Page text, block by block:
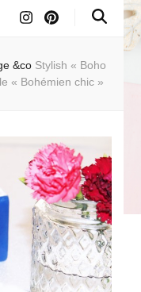
&co Stylish « Boho
« Bohémien chic »